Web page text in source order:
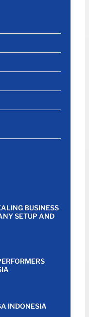
BUSINESS
SETUP AND
INDONESIA